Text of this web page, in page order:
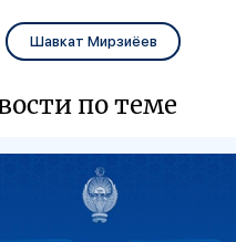
Шавкат Мирзиёев
по теме